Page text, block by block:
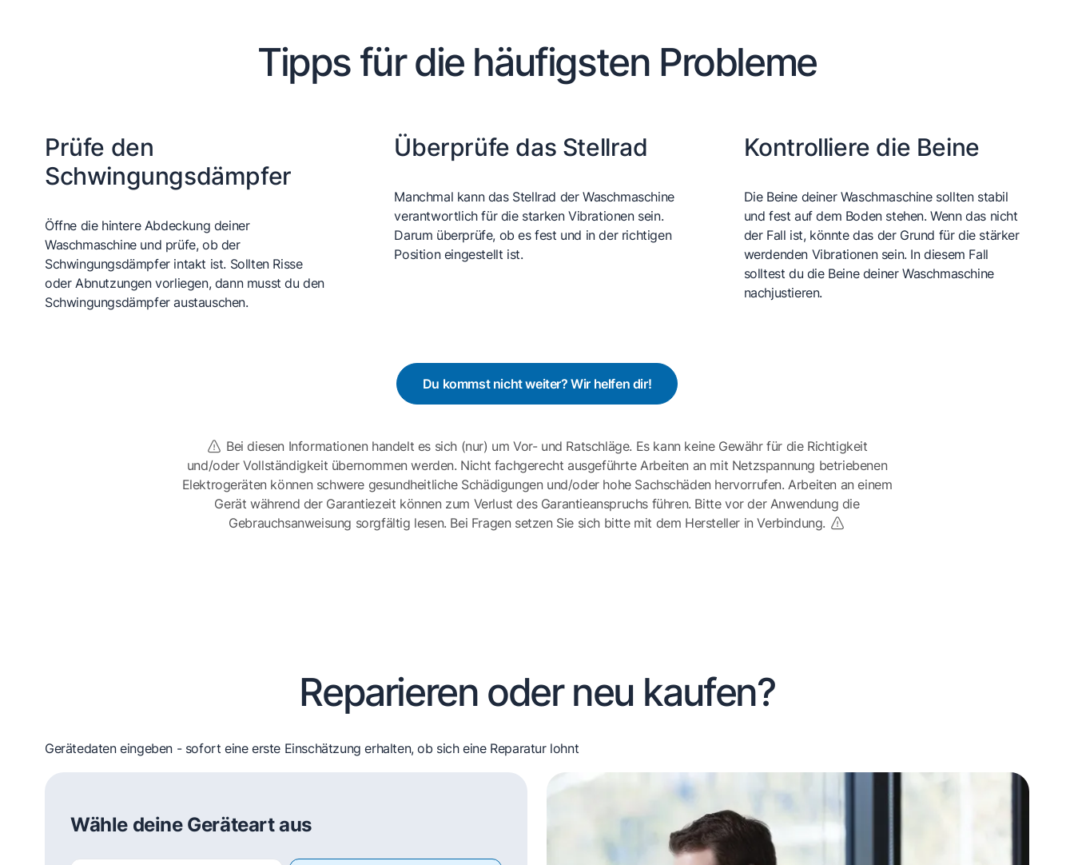
Tipps für die häufigsten Probleme
Prüfe den
Schwingungsdämpfer
Öffne die hintere Abdeckung deiner
Waschmaschine und prüfe, ob der
Schwingungsdämpfer intakt ist. Sollten Risse
oder Abnutzungen vorliegen, dann musst du den
Schwingungsdämpfer austauschen.
Überprüfe das Stellrad
Manchmal kann das Stellrad der Waschmaschine
verantwortlich für die starken Vibrationen sein.
Darum überprüfe, ob es fest und in der richtigen
Position eingestellt ist.
Kontrolliere die Beine
Die Beine deiner Waschmaschine sollten stabil
und fest auf dem Boden stehen. Wenn das nicht
der Fall ist, könnte das der Grund für die stärker
werdenden Vibrationen sein. In diesem Fall
solltest du die Beine deiner Waschmaschine
nachjustieren.
Du kommst nicht weiter? Wir helfen dir!
Bei diesen Informationen handelt es sich (nur) um Vor- und Ratschläge. Es kann keine Gewähr für die Richtigkeit
und/oder Vollständigkeit übernommen werden. Nicht fachgerecht ausgeführte Arbeiten an mit Netzspannung betriebenen
Elektrogeräten können schwere gesundheitliche Schädigungen und/oder hohe Sachschäden hervorrufen. Arbeiten an einem
Gerät während der Garantiezeit können zum Verlust des Garantieanspruchs führen. Bitte vor der Anwendung die
Gebrauchsanweisung sorgfältig lesen. Bei Fragen setzen Sie sich bitte mit dem Hersteller in Verbindung.
Reparieren oder neu kaufen?
Gerätedaten eingeben - sofort eine erste Einschätzung erhalten, ob sich eine Reparatur lohnt
Wähle deine Geräteart aus